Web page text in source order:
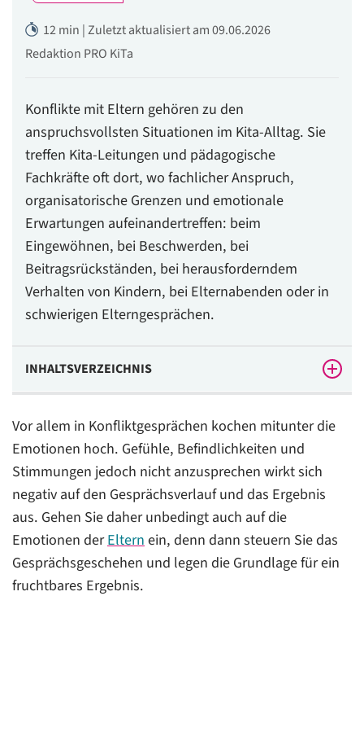
12 min | Zuletzt aktualisiert am 09.06.2026
Redaktion PRO KiTa
Konflikte mit Eltern gehören zu den
anspruchsvollsten Situationen im Kita-Alltag. Sie
treffen Kita-Leitungen und pädagogische
Fachkräfte oft dort, wo fachlicher Anspruch,
organisatorische Grenzen und emotionale
Erwartungen aufeinandertreffen: beim
Eingewöhnen, bei Beschwerden, bei
Beitragsrückständen, bei herausforderndem
Verhalten von Kindern, bei Elternabenden oder in
schwierigen Elterngesprächen.
INHALTSVERZEICHNIS
Warum Konflikte mit Eltern in der Kita so schnell
eskalieren können
Zusammenarbeit mit Eltern: Grundlage jeder
Konfliktprävention
Typische Konflikte mit Eltern in der Kita
Elterngespräche professionell führen
Vor allem in Konfliktgesprächen kochen mitunter die
Emotionen hoch. Gefühle, Befindlichkeiten und
Stimmungen jedoch nicht anzusprechen wirkt sich
negativ auf den Gesprächsverlauf und das Ergebnis
aus. Gehen Sie daher unbedingt auch auf die
Emotionen derElternein, denn dann steuern Sie das
Gesprächsgeschehen und legen die Grundlage für ein
fruchtbares Ergebnis.